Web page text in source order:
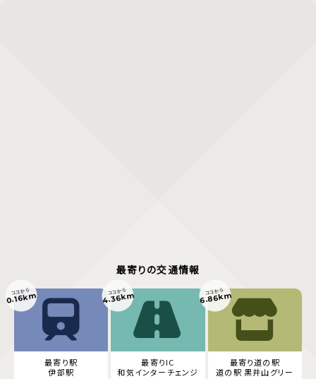
最寄りの交通情報
最寄り駅
伊部駅
ココから
0.16km
最寄りIC
和気インターチェンジ
ココから
4.36km
最寄り道の駅
道の駅 黒井山グリー
ココから
6.86km